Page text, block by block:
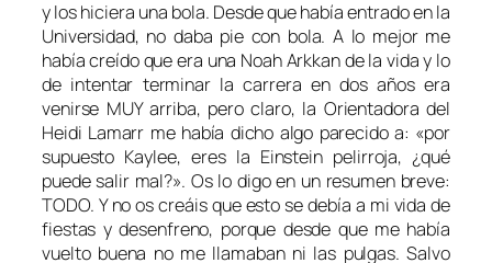
y los hiciera una bola. Desde que había entrado en la
Universidad, no daba pie con bola. A lo mejor me
había creído que era una Noah Arkkan de la vida y lo
de intentar terminar la carrera en dos años era
venirse MUY arriba, pero claro, la Orientadora del
Heidi Lamarr me había dicho algo parecido a: «por
supuesto Kaylee, eres la Einstein pelirroja, ¿qué
puede salir mal?». Os lo digo en un resumen breve:
TODO. Y no os creáis que esto se debía a mi vida de
fiestas y desenfreno, porque desde que me había
vuelto buena no me llamaban ni las pulgas. Salvo